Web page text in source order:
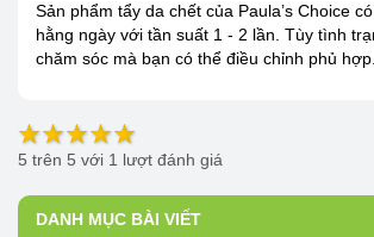
Sản phẩm tẩy da chết của Paula’s Choice
hằng ngày với tần suất 1 - 2 lần. Tùy tình
chăm sóc mà bạn có thể điều chỉnh phủ hợp.
5 trên 5 với 1 lượt đánh giá
DANH MỤC BÀI VIẾT